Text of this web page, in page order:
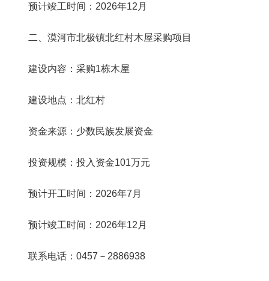
预计竣工时间： 2026年12月
二、 漠河市北极镇北红村木屋采购项目
建设内容： 采购1栋木屋
建设地点：北红村
资金来源：少数民族发展资金
投资规模：投入资金101万元
预计开工时间： 2026年7月
预计竣工时间： 2026年12月
联系电话： 0457－2886938